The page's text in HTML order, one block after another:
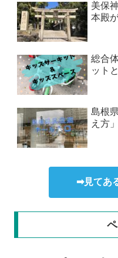
美保
本殿
総合
ット
島根
え方
➡見てあ